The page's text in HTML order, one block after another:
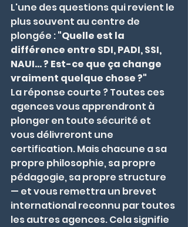
L'une des questions qui revient le
plus souvent au centre de
plongée : "Quelle est la
différence entre SDI, PADI, SSI,
NAUI… ? Est-ce que ça change
vraiment quelque chose ?"
La réponse courte ? Toutes ces
agences vous apprendront à
plonger en toute sécurité et
vous délivreront une
certification. Mais chacune a sa
propre philosophie, sa propre
pédagogie, sa propre structure
— et vous remettra un brevet
international reconnu par toutes
les autres agences. Cela signifie